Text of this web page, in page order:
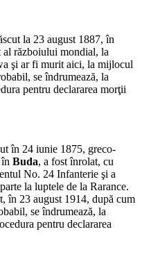
la 23 august 1887, în
al războiului mondial, la
şi ar fi murit aici, la mijlocul
se îndrumează, la
pentru declararea morţii
în 24 iunie 1875, greco-
Buda, a fost înrolat, cu
No. 24 Infanterie şi a
la luptele de la Rarance.
în 23 august 1914, după cum
se îndrumează, la
pentru declararea